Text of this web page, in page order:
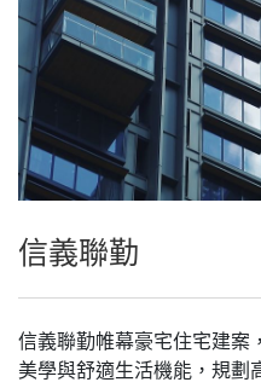
信義聯勤
信義聯勤帷幕豪宅住宅建案
美學與舒適生活機能，規劃